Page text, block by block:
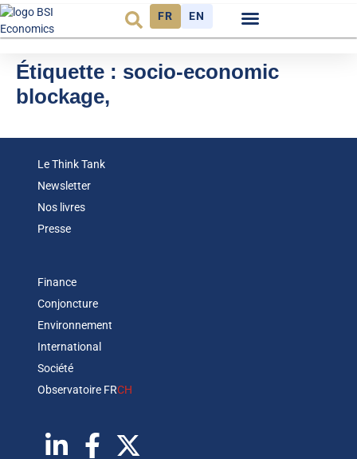
FR EN
Étiquette : socio-economic
blockage,
Le Think Tank
Newsletter
Nos livres
Presse
Finance
Conjoncture
Environnement
International
Société
Observatoire FRCH